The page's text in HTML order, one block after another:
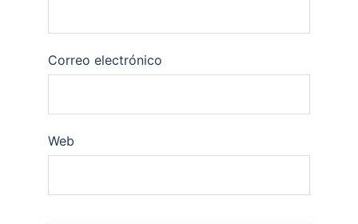
Correo electrónico
Web